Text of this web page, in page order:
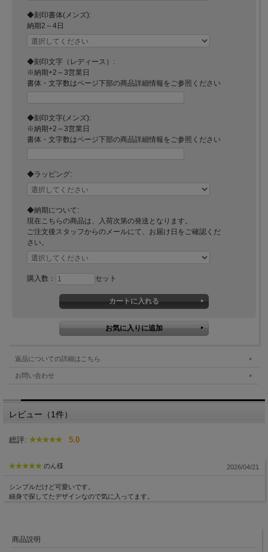
◆刻印書体(メンズ):
納期2～4日
◆刻印文字（レディース）:
※納期+2～3営業日
書体・文字数はページ下部の商品詳細情報をご参照ください
◆刻印文字(メンズ):
※納期+2～3営業日
書体・文字数はページ下部の商品詳細情報をご参照ください
◆ラッピング:
◆納期について:
現在こちらの商品は、入荷次第の発送となります。
ご注文後スタッフからのメールにて、お届け日をご確認くだ
さい。
購入数： セット
返品についての詳細はこちら
お問い合わせ
レビュー（1件）
総評: 5.0
のん様 2026/04/21
シンプルだけど可愛いです。
細身で探してたデザインなので気に入ってます。
商品説明